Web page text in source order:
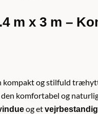
m x 3 m –
kompakt og stilfuld
komfortabel og
og et